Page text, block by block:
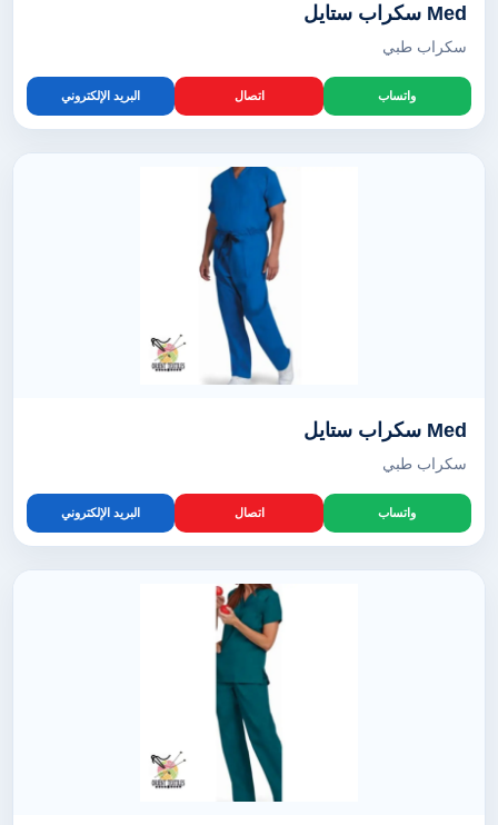
Med سكراب ستايل
سكراب طبي
واتساب اتصال البريد الإلكتروني
Med سكراب ستايل
سكراب طبي
واتساب اتصال البريد الإلكتروني